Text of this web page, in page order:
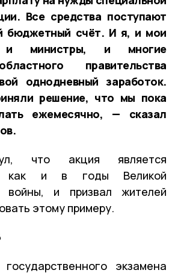
Все средства поступают
бюджетный счёт. И я, и мои
и министры, и многие
правительства
однодневный заработок.
решение, что мы пока
ежемесячно, — сказал
что акция является
как и в годы Великой
войны, и призвал жителей
этому примеру.
экзамена